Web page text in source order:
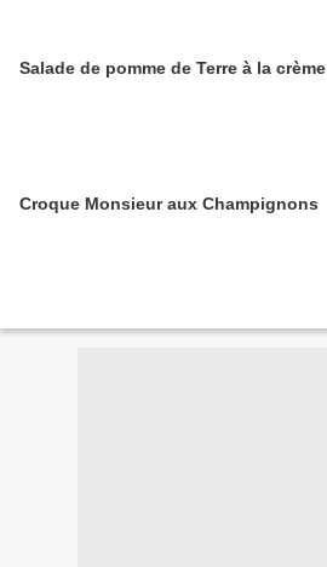
Salade de pomme de Terre à la crème
Croque Monsieur aux Champignons